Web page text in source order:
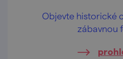
Objevte historické
zábavnou